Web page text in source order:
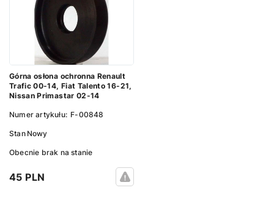
Górna osłona ochronna Renault
Trafic 00-14, Fiat Talento 16-21,
Nissan Primastar 02-14
Numer artykułu: F-00848
Stan Nowy
Obecnie brak na stanie
45 PLN